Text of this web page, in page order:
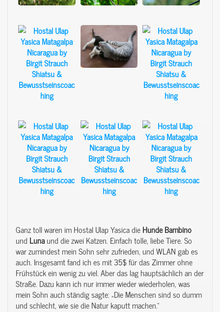
Ganz toll waren im Hostal Ulap Yasica dieHundeBambino
und Lunaund die zwei Katzen. Einfach tolle, liebe Tiere. So
war zumindest mein Sohn sehr zufrieden, und WLAN gab es
auch. Insgesamt fand ich es mit 35$ für das Zimmer ohne
Frühstück ein wenig zu viel. Aber das lag hauptsächlich an der
Straße. Dazu kann ich nur immer wieder wiederholen, was
mein Sohn auch ständig sagte: „Die Menschen sind so dumm
und schlecht, wie sie die Natur kaputt machen.“